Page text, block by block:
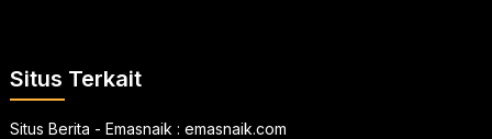
Situs Terkait
Situs Berita - Emasnaik : emasnaik.com